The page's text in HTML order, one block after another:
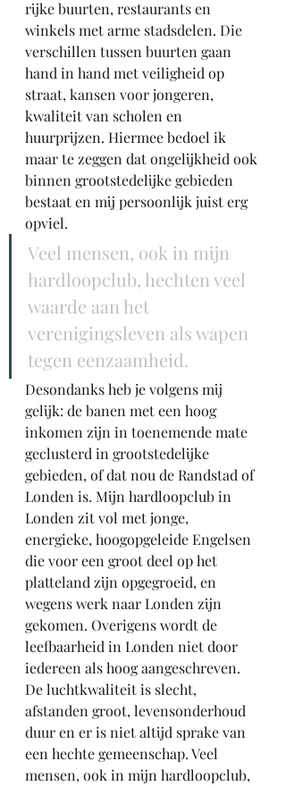
rijke buurten, restaurants en
winkels met arme stadsdelen. Die
verschillen tussen buurten gaan
hand in hand met veiligheid op
straat, kansen voor jongeren,
kwaliteit van scholen en
huurprijzen. Hiermee bedoel ik
maar te zeggen dat ongelijkheid ook
binnen grootstedelijke gebieden
bestaat en mij persoonlijk juist erg
opviel.
Veel mensen, ook in mijn
hardloopclub, hechten veel
waarde aan het
verenigingsleven als wapen
tegen eenzaamheid.
Desondanks heb je volgens mij
gelijk: de banen met een hoog
inkomen zijn in toenemende mate
geclusterd in grootstedelijke
gebieden, of dat nou de Randstad of
Londen is. Mijn hardloopclub in
Londen zit vol met jonge,
energieke, hoogopgeleide Engelsen
die voor een groot deel op het
platteland zijn opgegroeid, en
wegens werk naar Londen zijn
gekomen. Overigens wordt de
leefbaarheid in Londen niet door
iedereen als hoog aangeschreven.
De luchtkwaliteit is slecht,
afstanden groot, levensonderhoud
duur en er is niet altijd sprake van
een hechte gemeenschap. Veel
mensen, ook in mijn hardloopclub,